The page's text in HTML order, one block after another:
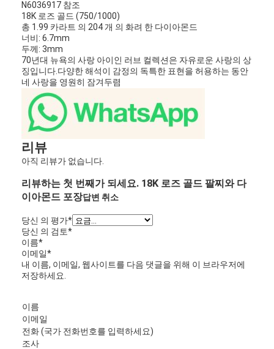
N6036917 참조
18K 로즈 골드 (750/1000)
총 1.99 카라트 의 204 개 의 화려 한 다이아몬드
너비: 6.7mm
두께: 3mm
70년대 뉴욕의 사랑 아이인 러브 컬렉션은 자유로운 사랑의 상
징입니다.다양한 해석이 감정의 독특한 표현을 허용하는 동안
네 사랑을 영원히 잠겨두렴
리뷰
아직 리뷰가 없습니다.
리뷰하는 첫 번째가 되세요. 18K 로즈 골드 팔찌와 다
이아몬드 포장답변 취소
당신 의 평가*
당신 의 검토*
이름*
이메일*
내 이름, 이메일, 웹사이트를 다음 댓글을 위해 이 브라우저에
저장하세요.
이름
이메일
전화 (국가 전화번호를 입력하세요)
조사